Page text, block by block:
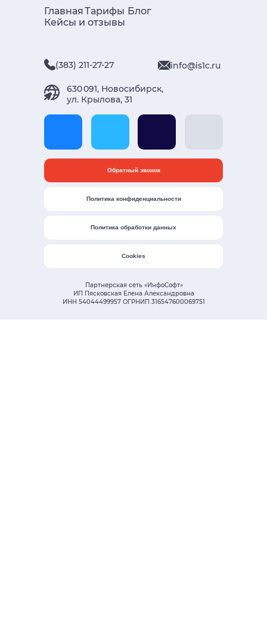
ИНН 54044499957 ОГРНИП 316547600069751
ИП Пясковская Елена Александровна
Партнерская сеть «ИнфоСофт»
Cookies
Обратный звонок
Политика конфиденциальности
Политика обработки данных
info@is1c.ru
630 091, Новосибирск,
ул. Крылова, 31
(383) 211-27-27
ГлавнаяТарифы Блог
Кейсы и отзывы